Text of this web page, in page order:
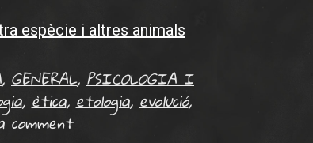
espècie i altres animals
, GENERAL, PSICOLOGIA I
,ètica,etologia,evolució,
comment